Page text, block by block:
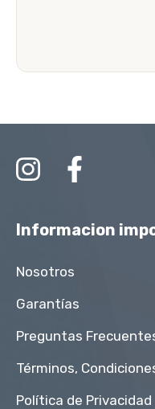
Informacion
Nosotros
Garantías
Preguntas
Términos,
Política de Privacidad